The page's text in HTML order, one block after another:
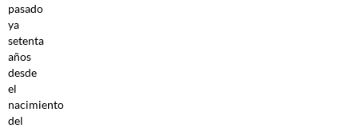
pasado
ya
setenta
años
desde
el
nacimiento
del